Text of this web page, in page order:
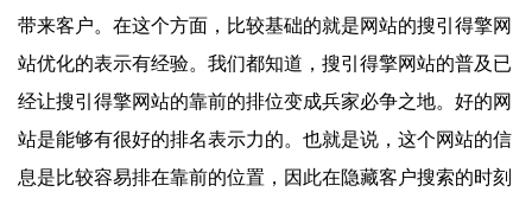
带来客户。在这个方面，比较基础的就是网站的搜引得擎网
站优化的表示有经验。我们都知道，搜引得擎网站的普及已
经让搜引得擎网站的靠前的排位变成兵家必争之地。好的网
站是能够有很好的排名表示力的。也就是说，这个网站的信
息是比较容易排在靠前的位置，因此在隐藏客户搜索的时刻